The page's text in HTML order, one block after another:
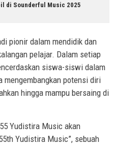
di Sounderful Music 2025
pionir dalam mendidik dan
pelajar. Dalam setiap
siswa-siswi dalam
mengembangkan potensi diri
hingga mampu bersaing di
Yudistira Music akan
Yudistira Music”, sebuah